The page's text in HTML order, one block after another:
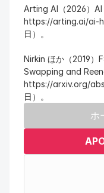
Arting AI（2026）
https://arting.ai/ai-
日）。
Nirkin ほか（2019
Swapping and
https://arxiv.org/
日）。
ホ